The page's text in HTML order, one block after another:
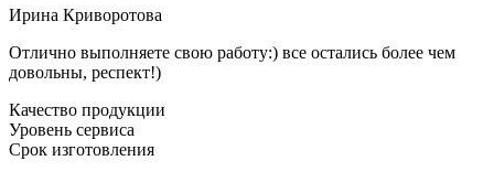
Ирина Криворотова
Отлично выполняете свою работу:) все остались более чем
довольны, респект!)
Качество продукции
Уровень сервиса
Срок изготовления